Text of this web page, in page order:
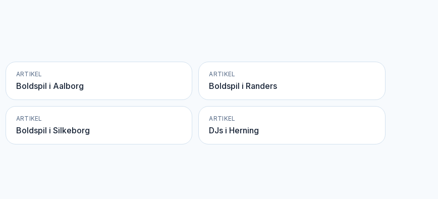
ARTIKEL
Boldspil i Aalborg
ARTIKEL
Boldspil i Randers
ARTIKEL
Boldspil i Silkeborg
ARTIKEL
DJs i Herning